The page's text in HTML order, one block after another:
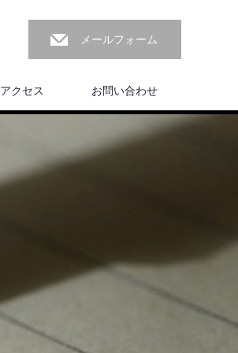
メールフォーム
アクセス お問い合わせ